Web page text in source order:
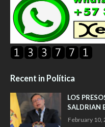
Recent in Política
LOS
SALDRIAN
February 10,